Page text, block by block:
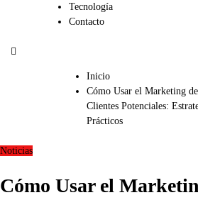
Tecnología
Contacto
Inicio
Cómo Usar el Marketing
Clientes Potenciales:
Prácticos
Noticias
Cómo Usar el